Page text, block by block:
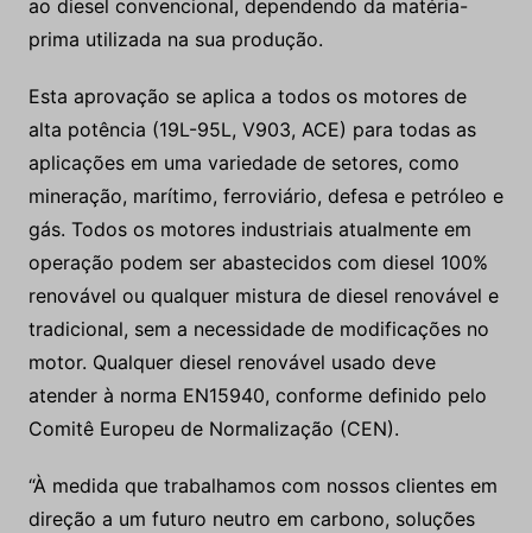
ao diesel convencional, dependendo da matéria-
prima utilizada na sua produção.
Esta aprovação se aplica a todos os motores de
alta potência (19L-95L, V903, ACE) para todas as
aplicações em uma variedade de setores, como
mineração, marítimo, ferroviário, defesa e petróleo e
gás. Todos os motores industriais atualmente em
operação podem ser abastecidos com diesel 100%
renovável ou qualquer mistura de diesel renovável e
tradicional, sem a necessidade de modificações no
motor. Qualquer diesel renovável usado deve
atender à norma EN15940, conforme definido pelo
Comitê Europeu de Normalização (CEN).
“À medida que trabalhamos com nossos clientes em
direção a um futuro neutro em carbono, soluções